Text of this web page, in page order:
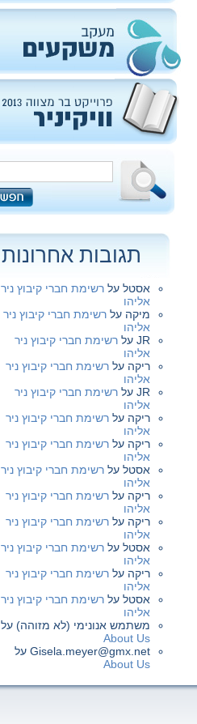
תגובות אחרונות
אסטל על רשימת חברי קיבוץ ניר
אליהו
מיקה על רשימת חברי קיבוץ ניר
אליהו
JR על רשימת חברי קיבוץ ניר
אליהו
ריקה על רשימת חברי קיבוץ ניר
אליהו
JR על רשימת חברי קיבוץ ניר
אליהו
ריקה על רשימת חברי קיבוץ ניר
אליהו
ריקה על רשימת חברי קיבוץ ניר
אליהו
אסטל על רשימת חברי קיבוץ ניר
אליהו
ריקה על רשימת חברי קיבוץ ניר
אליהו
ריקה על רשימת חברי קיבוץ ניר
אליהו
אסטל על רשימת חברי קיבוץ ניר
אליהו
ריקה על רשימת חברי קיבוץ ניר
אליהו
אסטל על רשימת חברי קיבוץ ניר
אליהו
משתמש אנונימי (לא מזוהה) על
About Us
Gisela.meyer@gmx.net על
About Us